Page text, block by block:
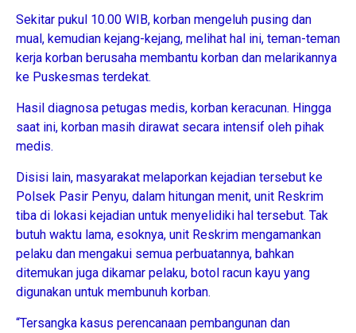
Sekitar pukul 10.00 WIB, korban mengeluh pusing dan
mual, kemudian kejang-kejang, melihat hal ini, teman-teman
kerja korban berusaha membantu korban dan melarikannya
ke Puskesmas terdekat.
Hasil diagnosa petugas medis, korban keracunan. Hingga
saat ini, korban masih dirawat secara intensif oleh pihak
medis.
Disisi lain, masyarakat melaporkan kejadian tersebut ke
Polsek Pasir Penyu, dalam hitungan menit, unit Reskrim
tiba di lokasi kejadian untuk menyelidiki hal tersebut. Tak
butuh waktu lama, esoknya, unit Reskrim mengamankan
pelaku dan mengakui semua perbuatannya, bahkan
ditemukan juga dikamar pelaku, botol racun kayu yang
digunakan untuk membunuh korban.
“Tersangka kasus perencanaan pembangunan dan